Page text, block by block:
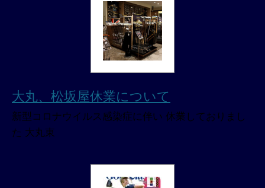
大丸、松坂屋休業について
新型コロナウイルス感染症に伴い 休業しておりまし
た 大丸東